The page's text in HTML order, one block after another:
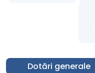
Dotări generale